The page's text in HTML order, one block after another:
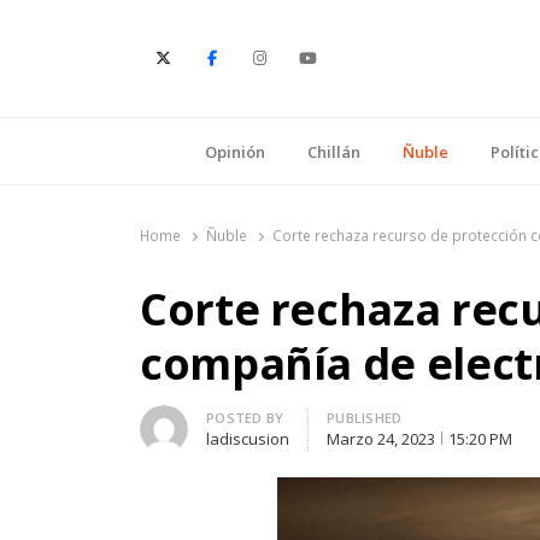
Opinión Chillán Ñuble
Home Ñuble Corte rechaza recurso de protección
Corte rechaza
compañía de
Author
POSTED BY
ladiscusion
PUBLISHED
Marzo 24, 2023 15:20 PM